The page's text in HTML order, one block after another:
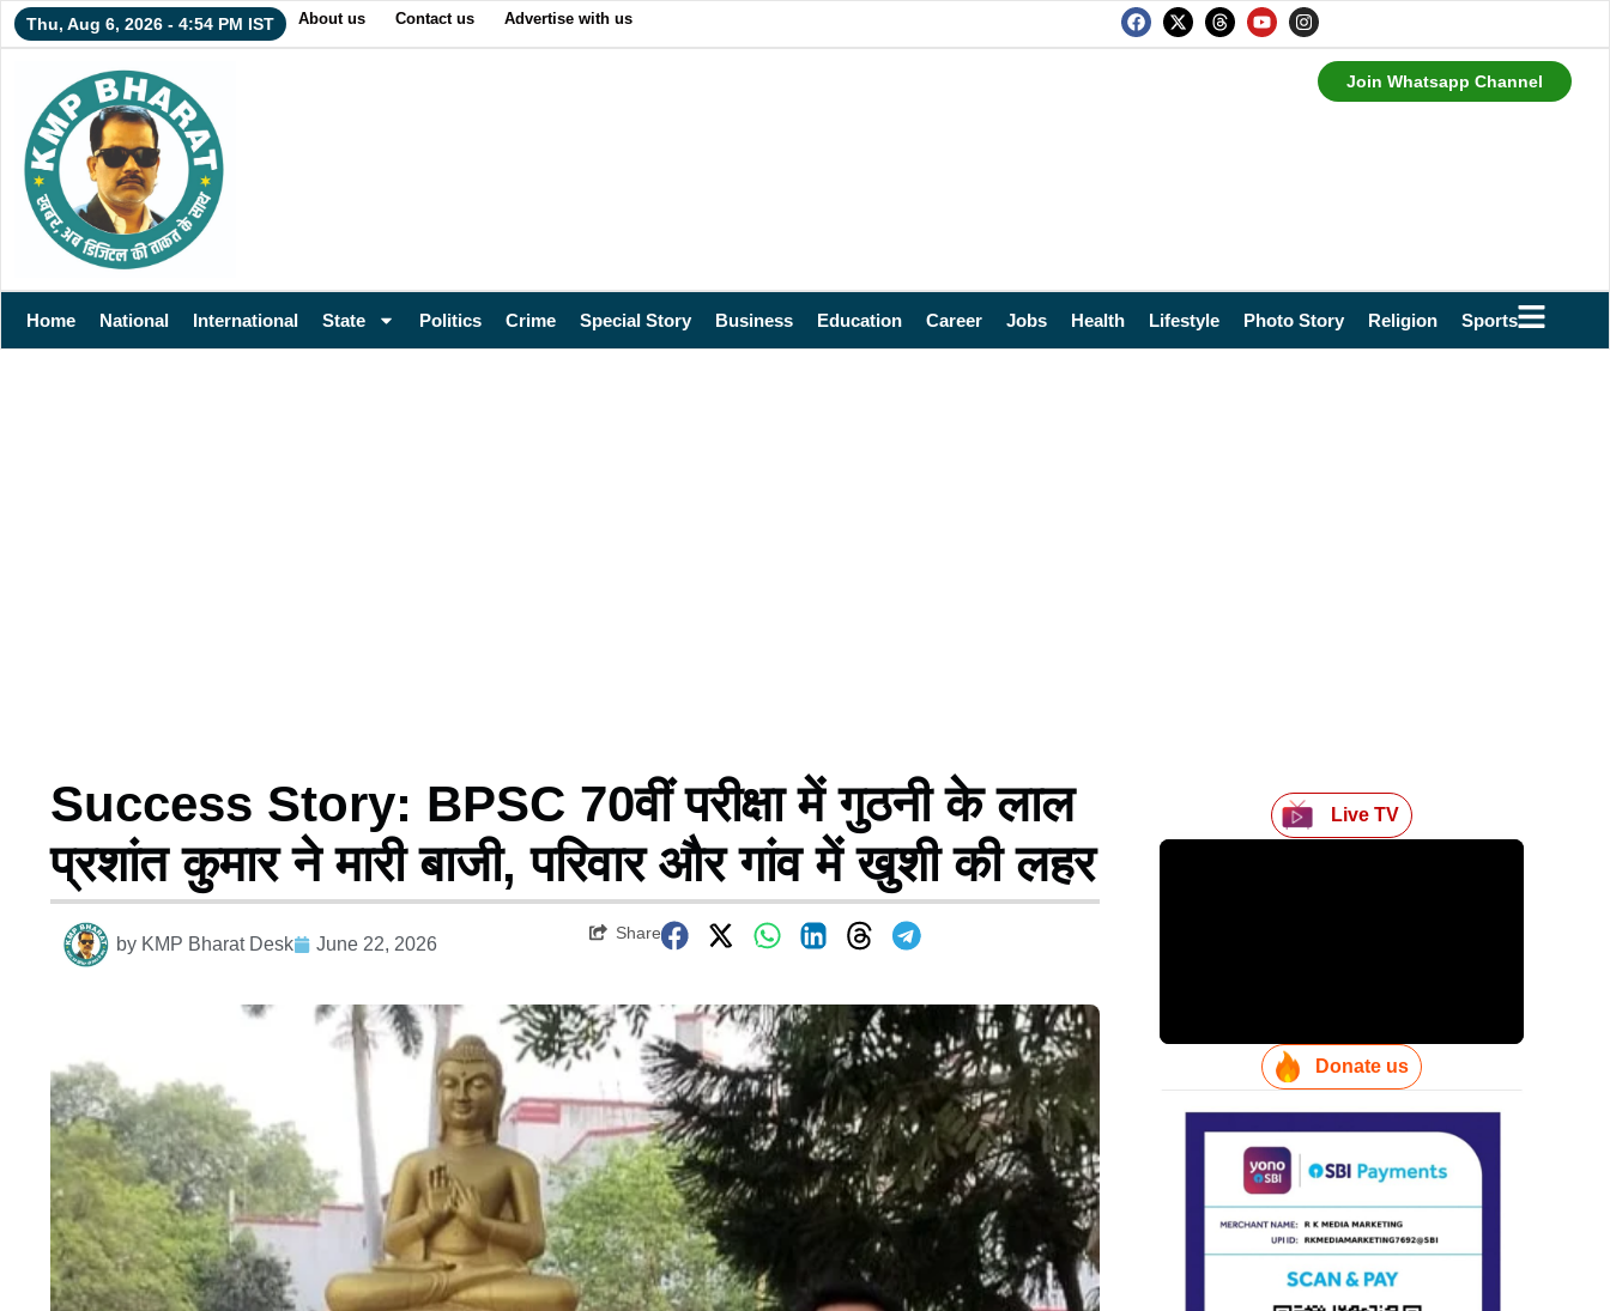
Thu, Aug 6, 2026 - 4:54 PM IST About us Contact us Advertise with us
Join Whatsapp Channel
Home National International State Politics Crime Special Story Business Education Career Jobs Health Lifestyle Photo Story Religion Sports
Success Story: BPSC 70वीं परीक्षा में गुठनी के लाल
प्रशांत कुमार ने मारी बाजी, परिवार और गांव में खुशी की लहर
by KMP Bharat Desk June 22, 2026
Share
Live TV
Donate us